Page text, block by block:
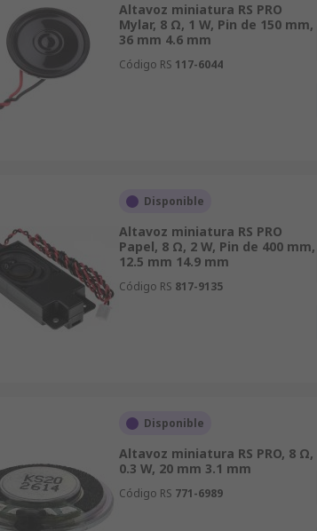
Altavoz miniatura RS PRO
Mylar, 8 Ω, 1 W, Pin de 150 mm,
36 mm 4.6 mm
Código RS 117-6044
Disponible
Altavoz miniatura RS PRO
Papel, 8 Ω, 2 W, Pin de 400 mm,
12.5 mm 14.9 mm
Código RS 817-9135
Disponible
Altavoz miniatura RS PRO, 8 Ω,
0.3 W, 20 mm 3.1 mm
Código RS 771-6989